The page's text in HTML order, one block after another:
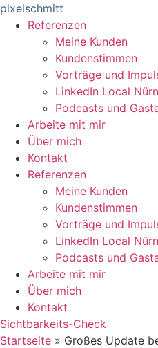
Zum
Inhalt
springen
pixelschmitt
Referenzen
Meine Kunden
Kundenstimmen
Vorträge und
LinkedIn Local
Podcasts und
Arbeite mit mir
Über mich
Kontakt
Referenzen
Meine Kunden
Kundenstimmen
Vorträge und
LinkedIn Local
Podcasts und
Arbeite mit mir
Über mich
Kontakt
Sichtbarkeits-Check
Startseite » Großes Update